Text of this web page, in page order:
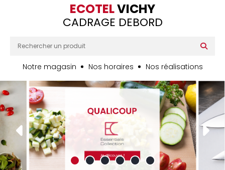
ECOTELVICHY
CADRAGE DEBORD
Notre magasin Nos horaires Nos réalisations